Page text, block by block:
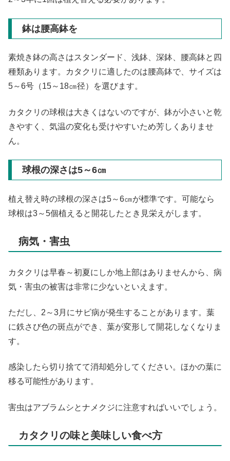
鉢は腰高鉢を
素焼き鉢の高さはスタンダード、浅鉢、深鉢、腰高鉢と四
種類あります。カタクリに適したのは腰高鉢で、サイズは
5～6号（15～18㎝径）を選びます。
カタクリの球根は大きくはないのですが、鉢が小さいと乾
きやすく、気温の変化も受けやすいため芳しくありませ
ん。
球根の深さは5～6㎝
植え替え時の球根の深さは5～6㎝が標準です。可能なら
球根は3～5個植えると開花したとき見栄えがします。
病気・害虫
カタクリは早春～初夏にしか地上部はありませんから、病
気・害虫の被害は非常に少ないといえます。
ただし、2～3月にサビ病が発生することがあります。葉
に鉄さび色の斑点ができ、葉が変形して開花しなくなりま
す。
感染したら切り捨てて消却処分してください。ほかの葉に
移る可能性があります。
害虫はアブラムシとナメクジに注意すればいいでしょう。
カタクリの味と美味しい食べ方